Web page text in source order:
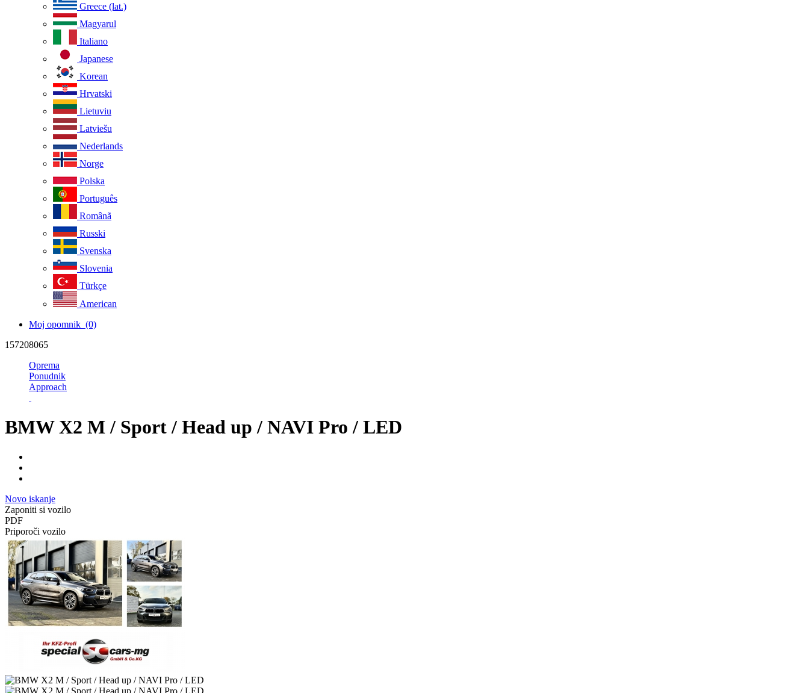
Greece (lat.)
Magyarul
Italiano
Japanese
Korean
Hrvatski
Lietuviu
Latviešu
Nederlands
Norge
Polska
Português
Românã
Russki
Svenska
Slovenia
Türkçe
American
Moj opomnik (0)
157208065
Oprema
Ponudnik
Approach
BMW X2 M / Sport / Head up / NAVI Pro / LED
Novo iskanje
Zaponiti si vozilo
PDF
Priporoči vozilo